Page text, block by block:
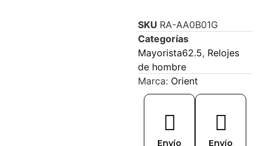
SKU RA-AA0B01G
Categorías
Mayorista62.5, Relojes
de hombre
Marca: Orient
Envío
Envío